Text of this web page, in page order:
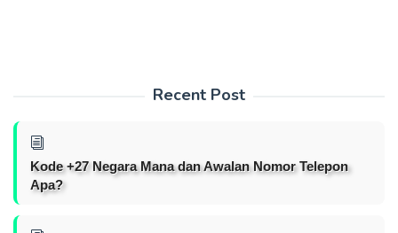
Recent Post
Kode +27 Negara Mana dan Awalan Nomor Telepon
Apa?